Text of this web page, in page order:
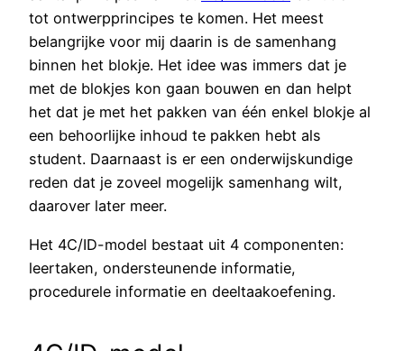
tot ontwerpprincipes te komen. Het meest
belangrijke voor mij daarin is de samenhang
binnen het blokje. Het idee was immers dat je
met de blokjes kon gaan bouwen en dan helpt
het dat je met het pakken van één enkel blokje al
een behoorlijke inhoud te pakken hebt als
student. Daarnaast is er een onderwijskundige
reden dat je zoveel mogelijk samenhang wilt,
daarover later meer.
Het 4C/ID-model bestaat uit 4 componenten:
leertaken, ondersteunende informatie,
procedurele informatie en deeltaakoefening.